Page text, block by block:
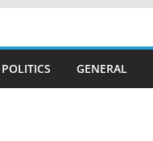
POLITICS GENERAL